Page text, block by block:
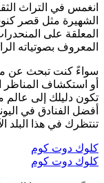
انغمس في التراث
الشهيرة مثل قصر
المعلقة على
المعروف بصوتياته
سواءً كنت تبحث عن
أو استكشاف المناظر
تكون دليلك إلى عالم
أفضل الفنادق في
تنتظرك في هذا البلد
كلوك دوت كوم
كلوك دوت كوم